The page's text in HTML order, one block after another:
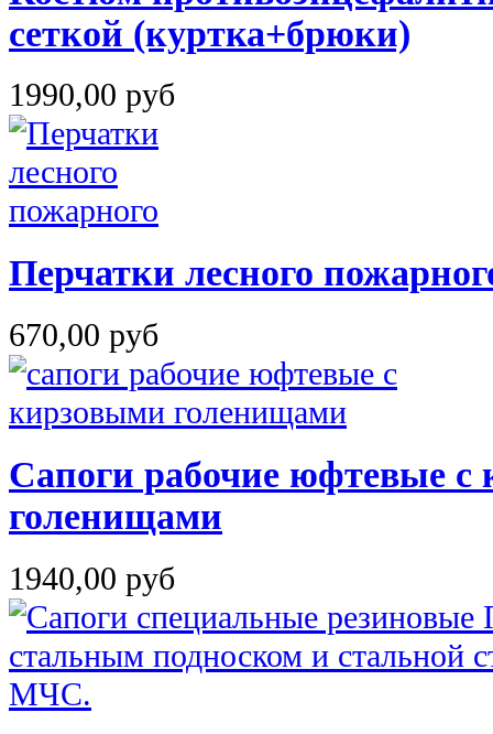
сеткой (куртка+брюки)
1990,00 руб
Перчатки лесного
670,00 руб
Сапоги рабочие юфтевые с
голенищами
1940,00 руб